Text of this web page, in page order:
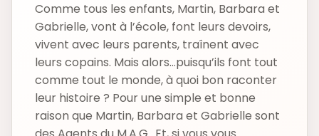
Comme tous les enfants, Martin, Barbara et
Gabrielle, vont à l’école, font leurs devoirs,
vivent avec leurs parents, traînent avec
leurs copains. Mais alors…puisqu’ils font tout
comme tout le monde, à quoi bon raconter
leur histoire ? Pour une simple et bonne
raison que Martin, Barbara et Gabrielle sont